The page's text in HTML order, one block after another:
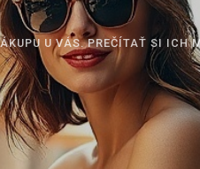
U VÁS. PREČÍTAŤ SI ICH